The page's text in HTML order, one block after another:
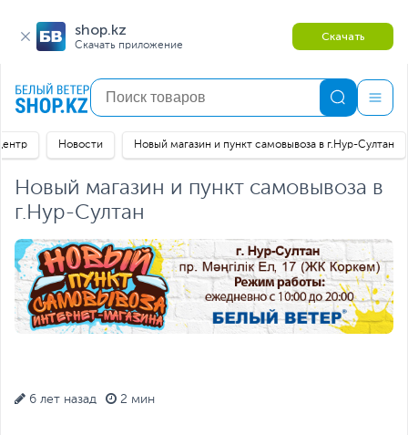
shop.kz
Скачать приложение
Скачать
Новости Новый магазин и пункт самовывоза в г.Нур-Султан
Новый магазин и пункт самовывоза в
г.Нур-Султан
6 лет назад 2 мин